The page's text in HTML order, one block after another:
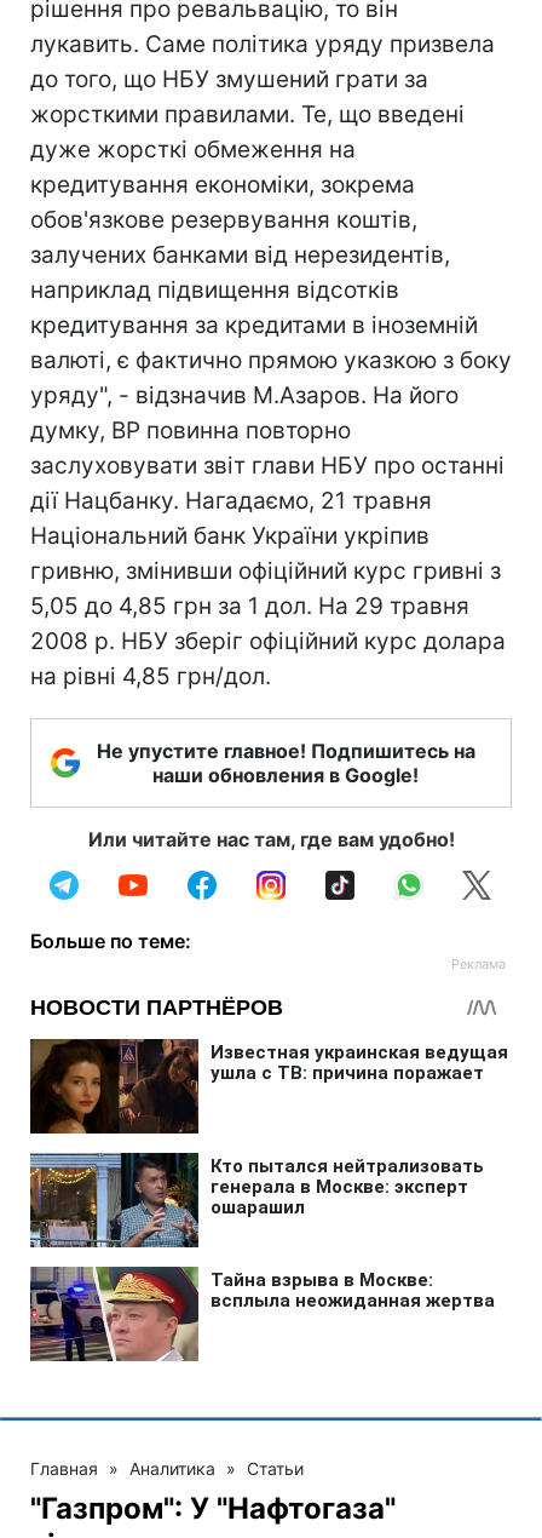
рішення про ревальвацію, то він
лукавить. Саме політика уряду призвела
до того, що НБУ змушений грати за
жорсткими правилами. Те, що введені
дуже жорсткі обмеження на
кредитування економіки, зокрема
обов'язкове резервування коштів,
залучених банками від нерезидентів,
наприклад підвищення відсотків
кредитування за кредитами в іноземній
валюті, є фактично прямою указкою з боку
уряду", - відзначив М.Азаров. На його
думку, ВР повинна повторно
заслуховувати звіт глави НБУ про останні
дії Нацбанку. Нагадаємо, 21 травня
Національний банк України укріпив
гривню, змінивши офіційний курс гривні з
5,05 до 4,85 грн за 1 дол. На 29 травня
2008 р. НБУ зберіг офіційний курс долара
на рівні 4,85 грн/дол.
Не упустите главное! Подпишитесь на
наши обновления в Google!
Или читайте нас там, где вам удобно!
Больше по теме:
Главная » Аналитика » Статьи
"Газпром": У "Нафтогаза"